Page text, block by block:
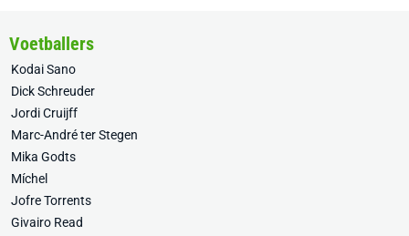
Voetballers
Kodai Sano
Dick Schreuder
Jordi Cruijff
Marc-André ter Stegen
Mika Godts
Míchel
Jofre Torrents
Givairo Read